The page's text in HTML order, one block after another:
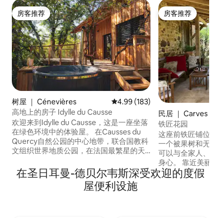
房客推荐
房客推荐
树屋 ｜ Cénevières 平均评分 4.99 分（满分 5 分），
4.99 (183)
高地上的房子 Idylle du Causse
欢迎来到Idylle du Causse，这是一座坐落
在绿色环境中的体验屋。 在Causses du
Quercy自然公园的中心地带，联合国教科
文组织世界地质公园，在法国最繁星的天
期间逃离喧嚣，在日常生活中开启一个幸
福的插曲。 距离图卢兹（Toulouse）1小
时30分钟，距离利摩日（Limoges）2小时
房客推荐
房客推荐
民居 ｜ Carves
铁匠花园
这座前铁匠铺位于
一个被果树和无花
可以与全家人、亲
身心。 靠近美丽的贝尔韦斯（Belvès）、
锡奥拉克（Siorac
拉克（Siorac）的
在圣日耳曼-德贝尔韦斯深受欢迎的度假
屋便利设施